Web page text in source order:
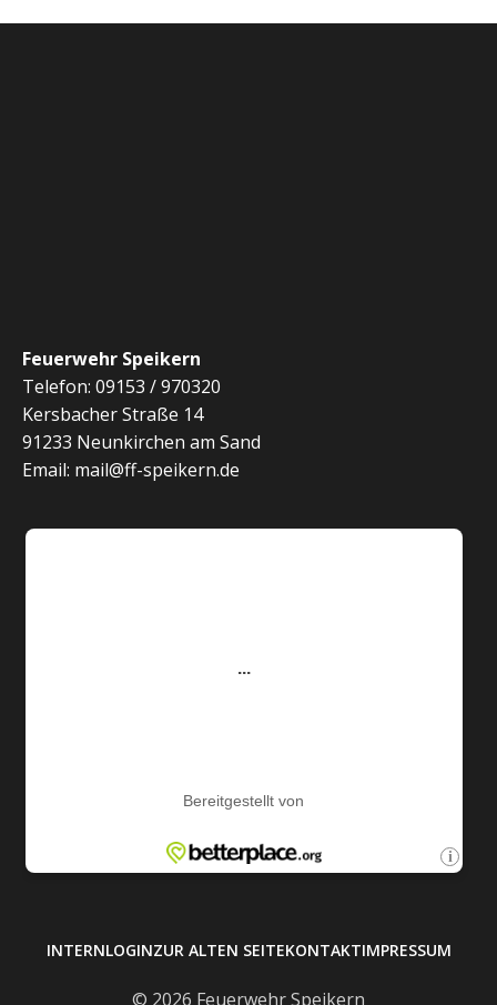
Feuerwehr Speikern
Telefon: 09153 / 970320
Kersbacher Straße 14
91233 Neunkirchen am Sand
Email: mail@ff-speikern.de
INTERNLOGINZUR ALTEN SEITEKONTAKTIMPRESSUM
© 2026 Feuerwehr Speikern